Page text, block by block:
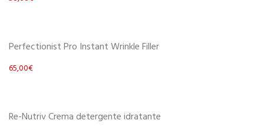
Perfectionist Pro Instant Wrinkle Filler
65,00€
Re-Nutriv Crema detergente idratante